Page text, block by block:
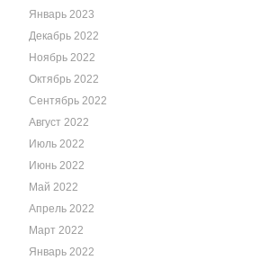
Январь 2023
Декабрь 2022
Ноябрь 2022
Октябрь 2022
Сентябрь 2022
Август 2022
Июль 2022
Июнь 2022
Май 2022
Апрель 2022
Март 2022
Январь 2022